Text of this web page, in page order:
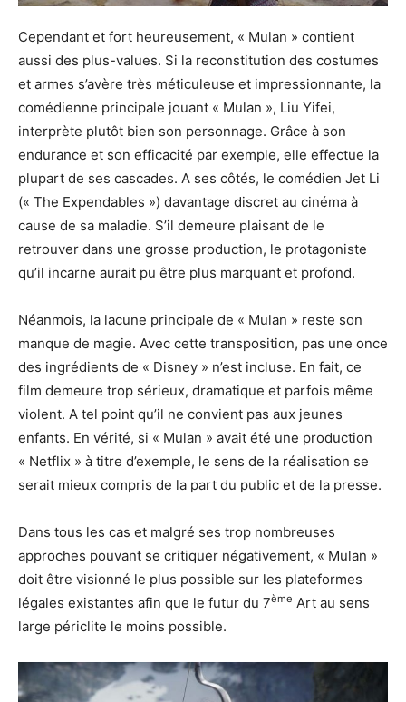
Cependant et fort heureusement, « Mulan » contient
aussi des plus-values. Si la reconstitution des costumes
et armes s’avère très méticuleuse et impressionnante, la
comédienne principale jouant « Mulan », Liu Yifei,
interprète plutôt bien son personnage. Grâce à son
endurance et son efficacité par exemple, elle effectue la
plupart de ses cascades. A ses côtés, le comédien Jet Li
(« The Expendables ») davantage discret au cinéma à
cause de sa maladie. S’il demeure plaisant de le
retrouver dans une grosse production, le protagoniste
qu’il incarne aurait pu être plus marquant et profond.
Néanmois, la lacune principale de « Mulan » reste son
manque de magie. Avec cette transposition, pas une once
des ingrédients de « Disney » n’est incluse. En fait, ce
film demeure trop sérieux, dramatique et parfois même
violent. A tel point qu’il ne convient pas aux jeunes
enfants. En vérité, si « Mulan » avait été une production
« Netflix » à titre d’exemple, le sens de la réalisation se
serait mieux compris de la part du public et de la presse.
Dans tous les cas et malgré ses trop nombreuses
approches pouvant se critiquer négativement, « Mulan »
doit être visionné le plus possible sur les plateformes
légales existantes afin que le futur du 7ème Art au sens
large périclite le moins possible.